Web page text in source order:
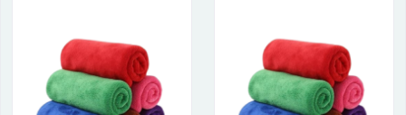
nước và trượt nhẹ lên gốm sứ để tem decal dính tạm lên
đó bằng nước. Người thợ sẽ căn chỉnh bằng mắt thường
cho vị trí logo cân đối phù hợp, sau đó dùng miếng nhựa
gạt hết nước phía dưới ra